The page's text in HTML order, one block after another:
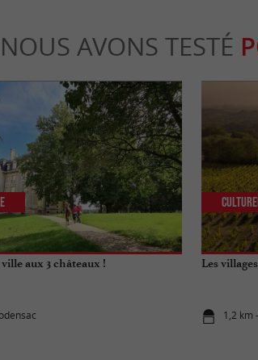
NOUS AVONS TESTÉ
ville aux 3 châteaux ! Les
1,2 km